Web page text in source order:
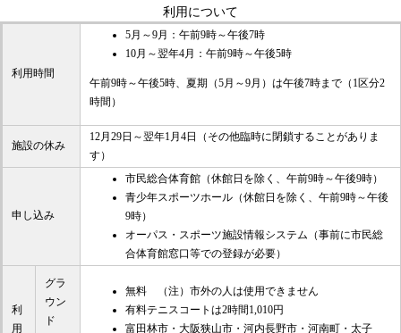
利用について
利用時間
5月～9月：午前9時～午後7時
10月～翌年4月：午前9時～午後5時
午前9時～午後5時、夏期（5月～9月）は午後7時まで（1区分2
時間）
施設の休み
12月29日～翌年1月4日（その他臨時に閉鎖することがありま
す）
申し込み
市民総合体育館（休館日を除く、午前9時～午後9時）
青少年スポーツホール（休館日を除く、午前9時～午後
9時）
オーパス・スポーツ施設情報システム（事前に市民総
合体育館窓口等での登録が必要）
利
用
グラ
ウン
ド
無料 （注）市外の人は使用できません
有料テニスコートは2時間1,010円
富田林市・大阪狭山市・河内長野市・河南町・太子